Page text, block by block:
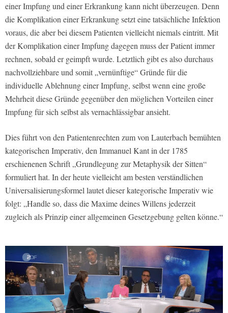
einer Impfung und einer Erkrankung kann nicht überzeugen. Denn
die Komplikation einer Erkrankung setzt eine tatsächliche Infektion
voraus, die aber bei diesem Patienten vielleicht niemals eintritt. Mit
der Komplikation einer Impfung dagegen muss der Patient immer
rechnen, sobald er geimpft wurde. Letztlich gibt es also durchaus
nachvollziehbare und somit „vernünftige“ Gründe für die
individuelle Ablehnung einer Impfung, selbst wenn eine große
Mehrheit diese Gründe gegenüber den möglichen Vorteilen einer
Impfung für sich selbst als vernachlässigbar ansieht.
Dies führt von den Patientenrechten zum von Lauterbach bemühten
kategorischen Imperativ, den Immanuel Kant in der 1785
erschienenen Schrift „Grundlegung zur Metaphysik der Sitten“
formuliert hat. In der heute vielleicht am besten verständlichen
Universalisierungsformel lautet dieser kategorische Imperativ wie
folgt: „Handle so, dass die Maxime deines Willens jederzeit
zugleich als Prinzip einer allgemeinen Gesetzgebung gelten könne.“